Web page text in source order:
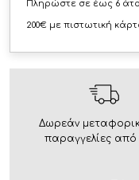
Πληρώστε σε έως 6
200€ με πιστωτική
Δωρεάν
παραγγελίες από